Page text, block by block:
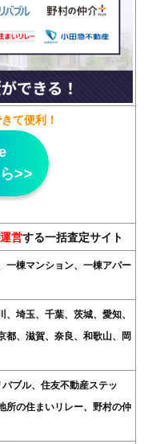
て便利！
>>
営する一括査定サイト
一棟マンション、一棟アパー
埼玉、千葉、茨城、愛知、
都、滋賀、奈良、和歌山、岡
ブル、住友不動産ステッ
所の住まいリレー、野村の仲